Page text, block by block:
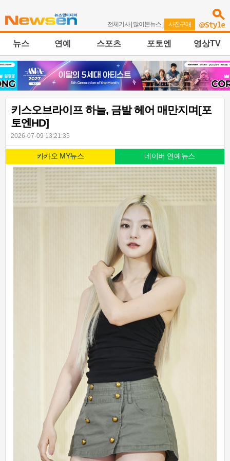
전체기사| 많이본뉴스 | 사진구매
뉴스 연예 스포츠 포토엔 영상TV
키스오브라이프 하늘, 금발 헤어 매만지며[포
토엔HD]
2026-07-09 13:21:35
카카오 MY뉴스 네이버 연예뉴스